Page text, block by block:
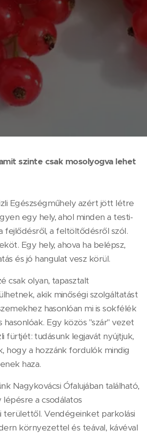
szinte csak mosolyogva lehet
Egészségműhely azért jött létre
egy hely, ahol minden a testi-
fejlődésről, a feltöltődésről szól.
Egy hely, ahova ha belépsz,
és jó hangulat vesz körül.
csak olyan, tapasztalt
akik minőségi szolgáltatást
hasonlóan mi is sokfélék
hasonlóak. Egy közös "szár" vezet
fürtjét: tudásunk legjavát nyújtjuk,
hogy a hozzánk fordulók mindig
haza.
Nagykovácsi Ófalujában található,
lépésre a csodálatos
Vendégeinket parkolási
környezettel és teával, kávéval